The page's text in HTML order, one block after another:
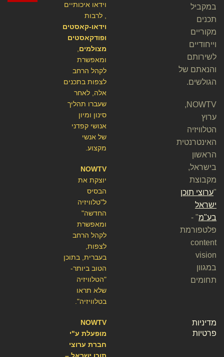
וידאו איכותיים
, לרבות
וידאו-קאסטים
ופודקאסטים
מצולמים
ומאפשרת
לקהל הרחב
לצפות בתכנים
אלה, לאחר
שעברו תהליך
סינון ומיון
אנושי קפדני
של אנשי
מקצוע.
NOWTV
יוצקת את
הבסיס
ל"טלוויזיה
החדשה"
ומאפשרת
לקהל הרחב
לצפות,
בעברית, בתוכן
הטוב ביותר-
"הטלוויזיה
שלא תראו
בטלוויזיה".
NOWTV
מופעלת ע"י
חברת ערוצי
במקביל
תכנים
מקוריים
וייחודיים
לשירותם
והנאתם של
הגולשים.
NOWTV,
ערוץ
הטלוויזיה
האינטרנטית
הראשון
בישראל,
מקבוצת
"ערוצי תוכן
ישראל
בע"מ" -
פלטפורמת
content
vision
במגוון
תחומים
מדיניות
פרטיות